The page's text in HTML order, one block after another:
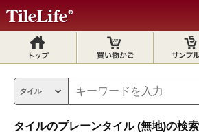
タイルのプレーンタイル (無地)の検